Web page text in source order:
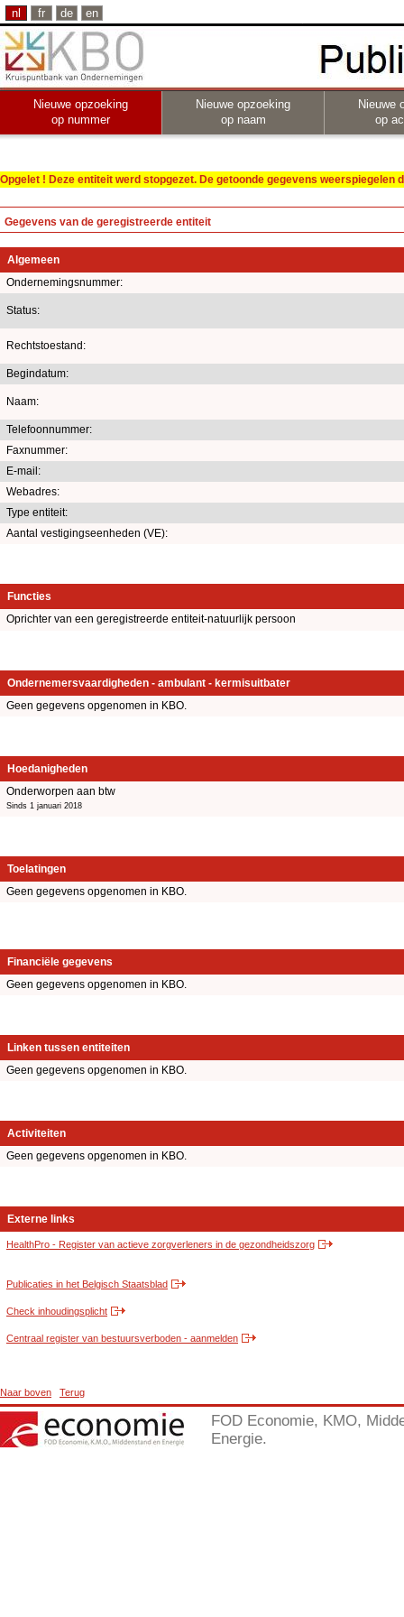
nl fr de en
Nieuwe opzoeking
op nummer
Nieuwe opzoeking
op naam
Nieuwe
op
Opgelet ! Deze entiteit werd stopgezet. De getoonde gegevens
Gegevens van de geregistreerde entiteit
Algemeen
Ondernemingsnummer:
Status:
Rechtstoestand:
Begindatum:
Naam:
Telefoonnummer:
Faxnummer:
E-mail:
Webadres:
Type entiteit:
Aantal vestigingseenheden (VE):
Functies
Oprichter van een geregistreerde entiteit-natuurlijk persoon
Ondernemersvaardigheden - ambulant - kermisuitbater
Geen gegevens opgenomen in KBO.
Hoedanigheden
Onderworpen aan btw
Sinds 1 januari 2018
Toelatingen
Geen gegevens opgenomen in KBO.
Financiële gegevens
Geen gegevens opgenomen in KBO.
Linken tussen entiteiten
Geen gegevens opgenomen in KBO.
Activiteiten
Geen gegevens opgenomen in KBO.
Externe links
HealthPro - Register van actieve zorgverleners in de gezondheidszorg
Publicaties in het Belgisch Staatsblad
Check inhoudingsplicht
Centraal register van bestuursverboden - aanmelden
Naar boven Terug
FOD Economie, KMO,
Energie.